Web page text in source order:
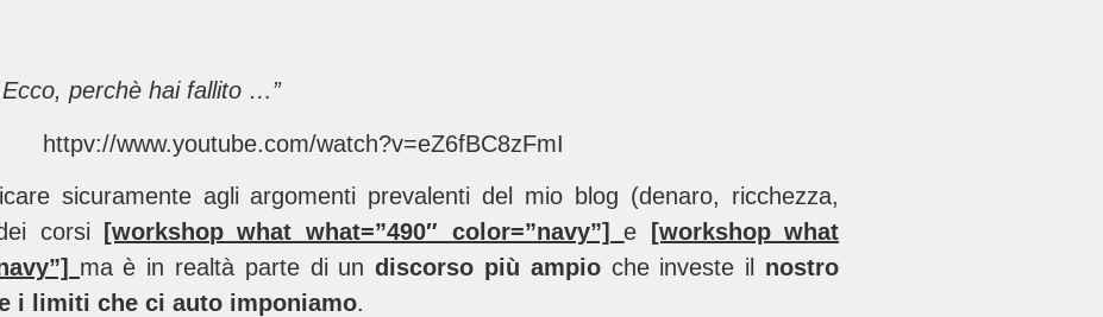
perchè hai fallito …”
httpv://www.youtube.com/watch?v=eZ6fBC8zFmI
sicuramente agli argomenti prevalenti del mio blog (denaro, ricchezza,
corsi
[workshop_what what=”490″ color=”navy”]e
[workshop_what
ma è in realtà parte di undiscorso più ampioche investe il nostro
i limiti che ci auto imponiamo.